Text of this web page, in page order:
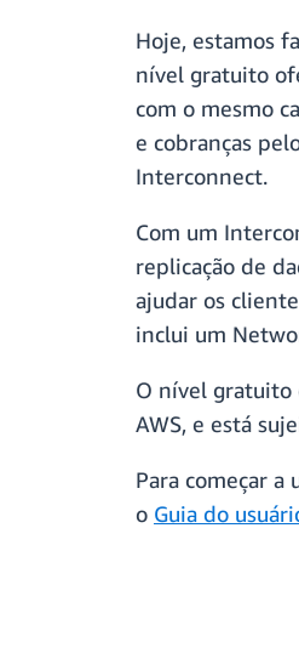
Hoje, estamos
nível gratuito
com o mesmo
e cobranças
Interconnect.
Com um
replicação de
ajudar os
inclui um
O nível gratuito
AWS, e está
Para começar a
o Guia do